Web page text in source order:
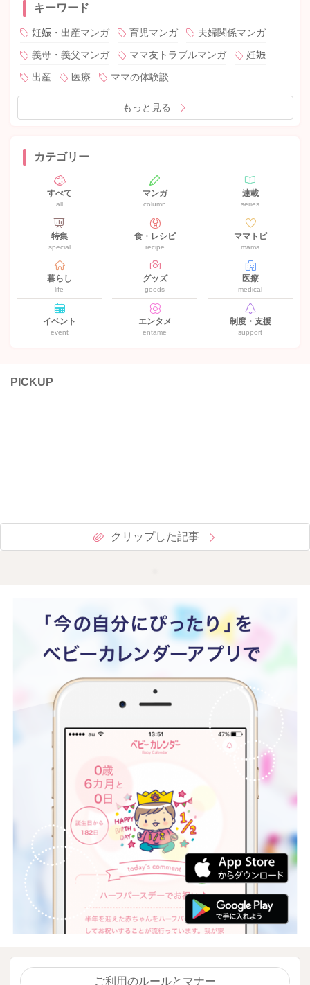
キーワード
妊娠・出産マンガ 育児マンガ
夫婦関係マンガ
義母・義父マンガ
ママ友トラブルマンガ
妊娠
出産
医療 ママの体験談
もっと見る
カテゴリー
すべて
all
マンガ
column
連載
series
特集
special
食・レシピ
recipe
ママトピ
mama
暮らし
life
グッズ
goods
医療
medical
イベント
event
エンタメ
entame
制度・支援
support
PICKUP
クリップした記事
ご利用のルールとマナー